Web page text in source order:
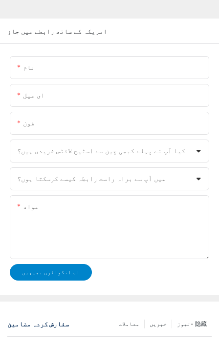
امریکہ کے ساتھ رابطے میں جاؤ
نام
ای میل
فون
کیا آپ نے پہلے کبھی چین سے اسٹیج لائٹس خریدی ہیں؟
میں آپ سے براہ راست رابطہ کیسے کرسکتا ہوں؟
مواد
اب انکوائری بھیجیں
سفارش کردہ مضامین نیوز- 隐藏 خبریں معاملات